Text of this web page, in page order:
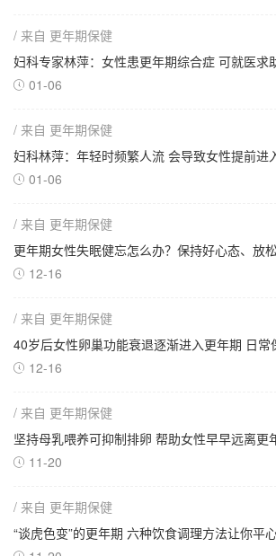
/ 来自 更年期保健
妇科专家林萍：女性患更年期综合症 可就医求
 01-06
/ 来自 更年期保健
妇科林萍：年轻时频繁人流 会导致女性提前进
 01-06
/ 来自 更年期保健
更年期女性失眠健忘怎么办？保持好心态、放
 12-16
/ 来自 更年期保健
40岁后女性卵巢功能衰退逐渐进入更年期 日常
 12-16
/ 来自 更年期保健
坚持母乳喂养可抑制排卵 帮助女性早早远离更
 11-20
/ 来自 更年期保健
“谈虎色变”的更年期 六种饮食调理方法让你平